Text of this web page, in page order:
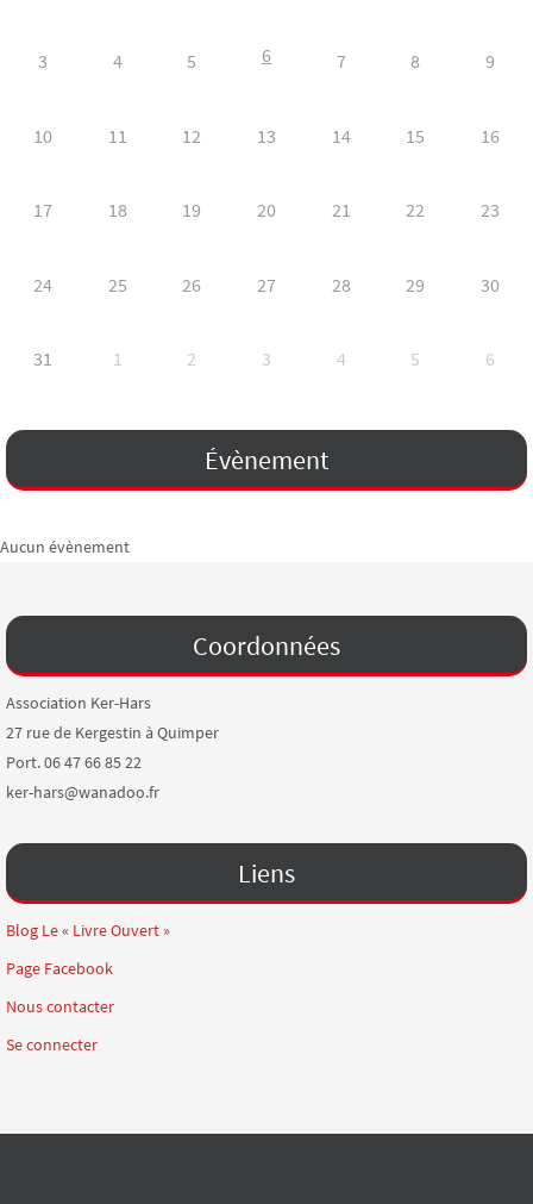
3 4 5 6 7 8 9
10 11 12 13 14 15 16
17 18 19 20 21 22 23
24 25 26 27 28 29 30
31 1 2 3 4 5 6
Évènement
Aucun évènement
Coordonnées
Association Ker-Hars
27 rue de Kergestin à Quimper
Port. 06 47 66 85 22
ker-hars@wanadoo.fr
Liens
Blog Le « Livre Ouvert »
Page Facebook
Nous contacter
Se connecter